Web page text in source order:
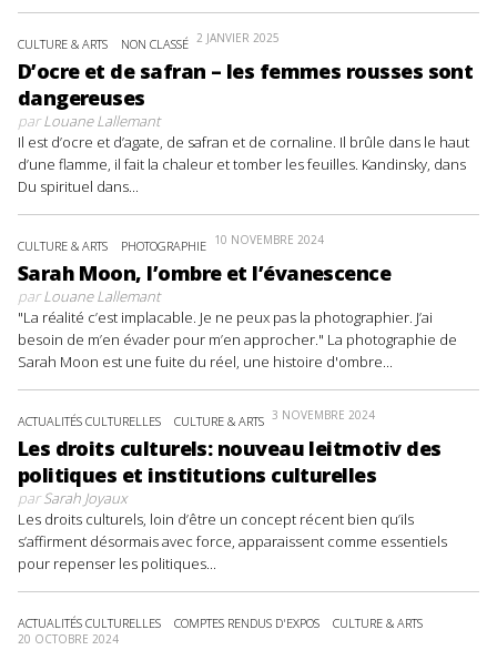
CULTURE & ARTS NON CLASSÉ 2 JANVIER 2025
D’ocre et de safran – les femmes rousses sont
dangereuses
parLouane Lallemant
Il est d’ocre et d’agate, de safran et de cornaline. Il brûle dans le haut
d’une flamme, il fait la chaleur et tomber les feuilles. Kandinsky, dans
Du spirituel dans...
CULTURE & ARTS PHOTOGRAPHIE 10 NOVEMBRE 2024
Sarah Moon, l’ombre et l’évanescence
parLouane Lallemant
"La réalité c’est implacable. Je ne peux pas la photographier. J’ai
besoin de m’en évader pour m’en approcher." La photographie de
Sarah Moon est une fuite du réel, une histoire d'ombre...
ACTUALITÉS CULTURELLES CULTURE & ARTS 3 NOVEMBRE 2024
Les droits culturels: nouveau leitmotiv des
politiques et institutions culturelles
parSarah Joyaux
Les droits culturels, loin d’être un concept récent bien qu’ils
s’affirment désormais avec force, apparaissent comme essentiels
pour repenser les politiques...
ACTUALITÉS CULTURELLES COMPTES RENDUS D'EXPOS CULTURE & ARTS
20 OCTOBRE 2024